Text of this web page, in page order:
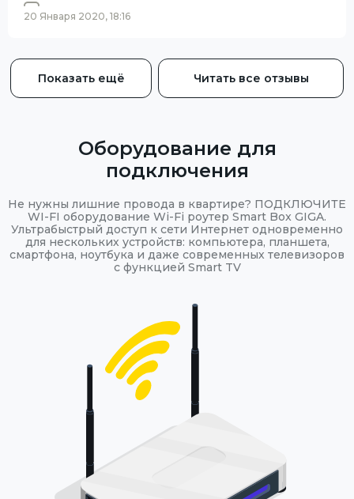
20 Января 2020, 18:16
Показать ещё Читать все отзывы
Оборудование для
подключения
Не нужны лишние провода в квартире? ПОДКЛЮЧИТЕ
WI-FI оборудование Wi-Fi роутер Smart Box GIGA.
Ультрабыстрый доступ к сети Интернет одновременно
для нескольких устройств: компьютера, планшета,
смартфона, ноутбука и даже современных телевизоров
с функцией Smart TV